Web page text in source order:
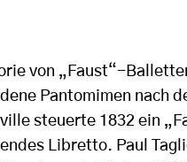
von „Faust“-
Pantomimen nach
steuerte 1832 ein
Libretto. Paul